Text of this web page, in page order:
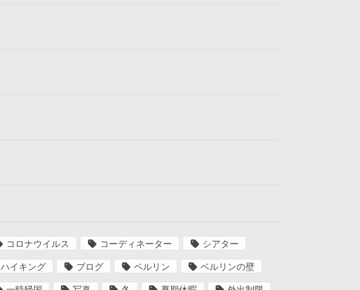
コロナウイルス コーディネーター シアター
ハイキング ブログ ベルリン ベルリンの壁